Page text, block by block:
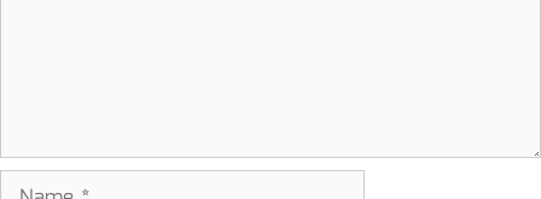
Name